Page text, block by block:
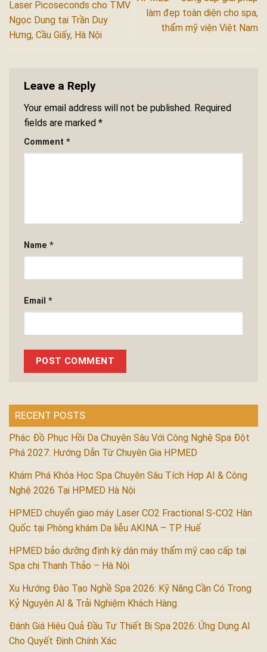
Laser Picoseconds cho TMV
Ngọc Dung tại Trần Duy
Hưng, Cầu Giấy, Hà Nội
làm đẹp toàn diện cho spa,
thẩm mỹ viện Việt Nam
Leave a Reply
Your email address will not be published. Required
fields are marked *
Comment *
Name *
Email *
RECENT POSTS
Phác Đồ Phục Hồi Da Chuyên Sâu Với Công Nghệ Spa Đột
Phá 2027: Hướng Dẫn Từ Chuyên Gia HPMED
Khám Phá Khóa Học Spa Chuyên Sâu Tích Hợp AI & Công
Nghệ 2026 Tại HPMED Hà Nội
HPMED chuyển giao máy Laser CO2 Fractional S-CO2 Hàn
Quốc tại Phòng khám Da liễu AKINA – TP. Huế
HPMED bảo dưỡng định kỳ dàn máy thẩm mỹ cao cấp tại
Spa chị Thanh Thảo – Hà Nội
Xu Hướng Đào Tạo Nghề Spa 2026: Kỹ Năng Cần Có Trong
Kỷ Nguyên AI & Trải Nghiệm Khách Hàng
Đánh Giá Hiệu Quả Đầu Tư Thiết Bị Spa 2026: Ứng Dụng AI
Cho Quyết Định Chính Xác